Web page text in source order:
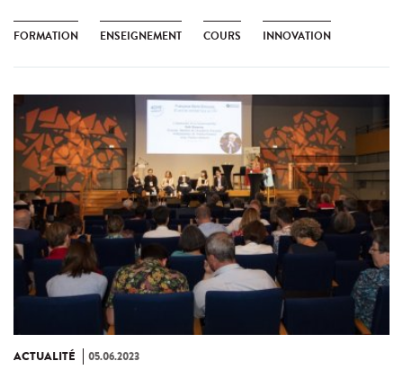
FORMATION ENSEIGNEMENT COURS INNOVATION
ACTUALITÉ 05.06.2023